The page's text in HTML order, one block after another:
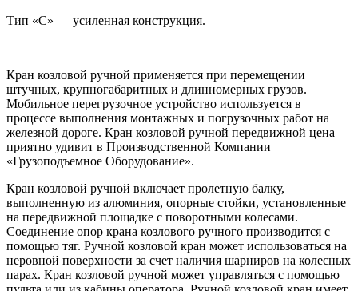
Тип «С» — усиленная конструкция.
Кран козловой ручной применяется при перемещении
штучных, крупногабаритных и длинномерных грузов.
Мобильное перегрузочное устройство используется в
процессе выполнения монтажных и погрузочных работ на
железной дороге. Кран козловой ручной передвижной цена
приятно удивит в Производственной Компании
«Грузоподъемное Оборудование».
Кран козловой ручной включает пролетную балку,
выполненную из алюминия, опорные стойки, установленные
на передвижной площадке с поворотными колесами.
Соединение опор крана козлового ручного производится с
помощью тяг. Ручной козловой кран может использоваться на
неровной поверхности за счет наличия шарниров на колесных
парах. Кран козловой ручной может управляться с помощью